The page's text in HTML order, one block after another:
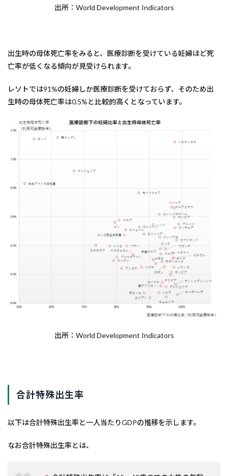
出所：World Development Indicators
出生時の母体死亡率をみると、医療診断を受けている妊婦ほど死
亡率が低くなる傾向が見受けられます。
レソトでは91%の妊婦しか医療診断を受けておらず、そのため出
生時の母体死亡率は0.5%と比較的高くとなっています。
出所：World Development Indicators
合計特殊出生率
以下は合計特殊出生率と一人当たりGDPの推移を示します。
なお合計特殊出生率とは、